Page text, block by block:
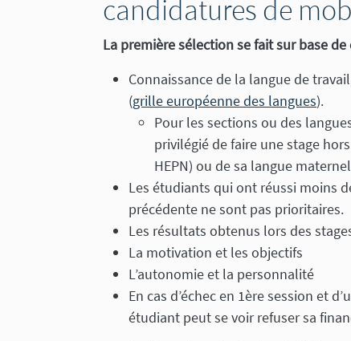
candidatures de
La première sélection se fait sur base
Connaissance de la langue de
(grille européenne des langues).
Pour les sections ou des
privilégié de faire une stage
HEPN) ou de sa langue
Les étudiants qui ont réussi moins
précédente ne sont pas prioritaires.
Les résultats obtenus lors des
La motivation et les objectifs
L’autonomie et la personnalité
En cas d’échec en 1ère session et
étudiant peut se voir refuser sa